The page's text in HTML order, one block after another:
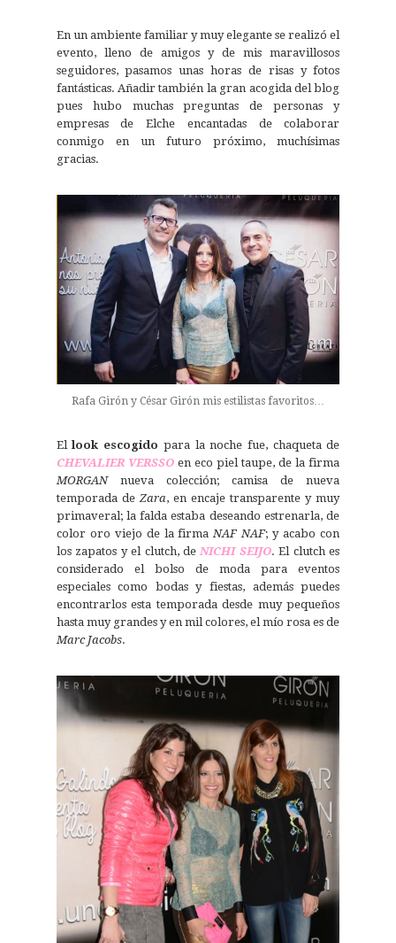
En un ambiente familiar y muy elegante se realizó el
evento, lleno de amigos y de mis maravillosos
seguidores, pasamos unas horas de risas y fotos
fantásticas. Añadir también la gran acogida del blog
pues hubo muchas preguntas de personas y
empresas de Elche encantadas de colaborar
conmigo en un futuro próximo, muchísimas
gracias.
Rafa Girón y César Girón mis estilistas favoritos…
Ellook escogido para la noche fue, chaqueta de
CHEVALIER VERSSOen eco piel taupe, de la firma
MORGANnueva colección; camisa de nueva
temporada de Zara, en encaje transparente y muy
primaveral; la falda estaba deseando estrenarla, de
color oro viejo de la firma NAF NAF; y acabo con
los zapatos y el clutch, de NICHI SEIJO. El clutch es
considerado el bolso de moda para eventos
especiales como bodas y fiestas, además puedes
encontrarlos esta temporada desde muy pequeños
hasta muy grandes y en mil colores, el mío rosa es de
Marc Jacobs.